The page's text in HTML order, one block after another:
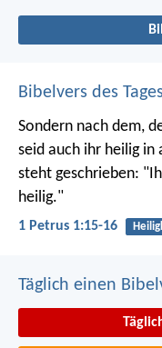
Bibelvers des Tages
Sondern nach dem,
seid auch ihr heilig in
steht geschrieben:
heilig."
1 Petrus 1:15-16
Täglich einen